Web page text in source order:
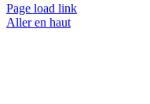
Page load link
Aller en haut